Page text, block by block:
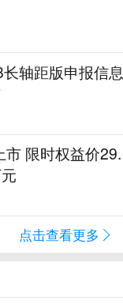
轴距版申报信息
限时权益价29.
点击查看更多